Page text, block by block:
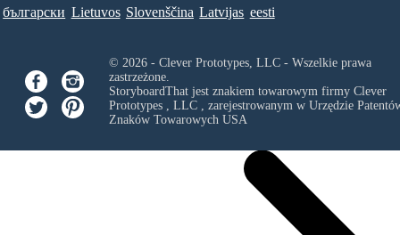
български Lietuvos Slovenščina Latvijas eesti
© 2026 - Clever Prototypes, LLC - Wszelkie prawa
zastrzeżone.
StoryboardThat jest znakiem towarowym firmy Clever
Prototypes , LLC, zarejestrowanym w Urzędzie
Znaków Towarowych USA